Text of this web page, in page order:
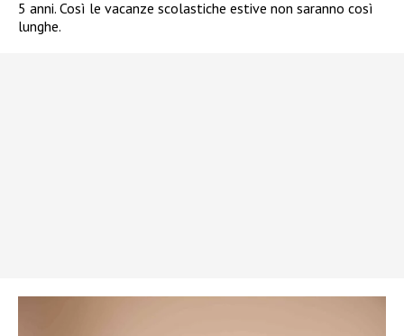
5 anni. Così le vacanze scolastiche estive non saranno così
lunghe.